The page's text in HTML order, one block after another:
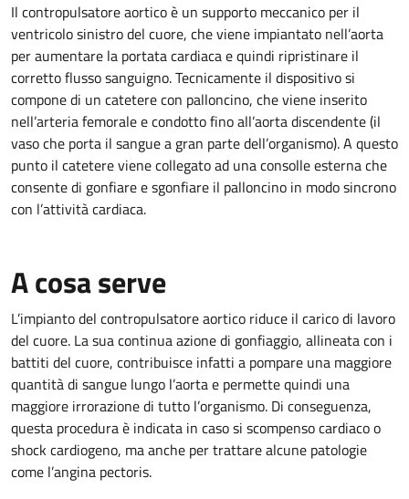
Il contropulsatore aortico è un supporto meccanico per il
ventricolo sinistro del cuore, che viene impiantato nell’aorta
per aumentare la portata cardiaca e quindi ripristinare il
corretto flusso sanguigno. Tecnicamente il dispositivo si
compone di un catetere con palloncino, che viene inserito
nell’arteria femorale e condotto fino all’aorta discendente (il
vaso che porta il sangue a gran parte dell’organismo). A questo
punto il catetere viene collegato ad una consolle esterna che
consente di gonfiare e sgonfiare il palloncino in modo sincrono
con l’attività cardiaca.
A cosa serve
L’impianto del contropulsatore aortico riduce il carico di lavoro
del cuore. La sua continua azione di gonfiaggio, allineata con i
battiti del cuore, contribuisce infatti a pompare una maggiore
quantità di sangue lungo l’aorta e permette quindi una
maggiore irrorazione di tutto l’organismo. Di conseguenza,
questa procedura è indicata in caso si scompenso cardiaco o
shock cardiogeno, ma anche per trattare alcune patologie
come l’angina pectoris.